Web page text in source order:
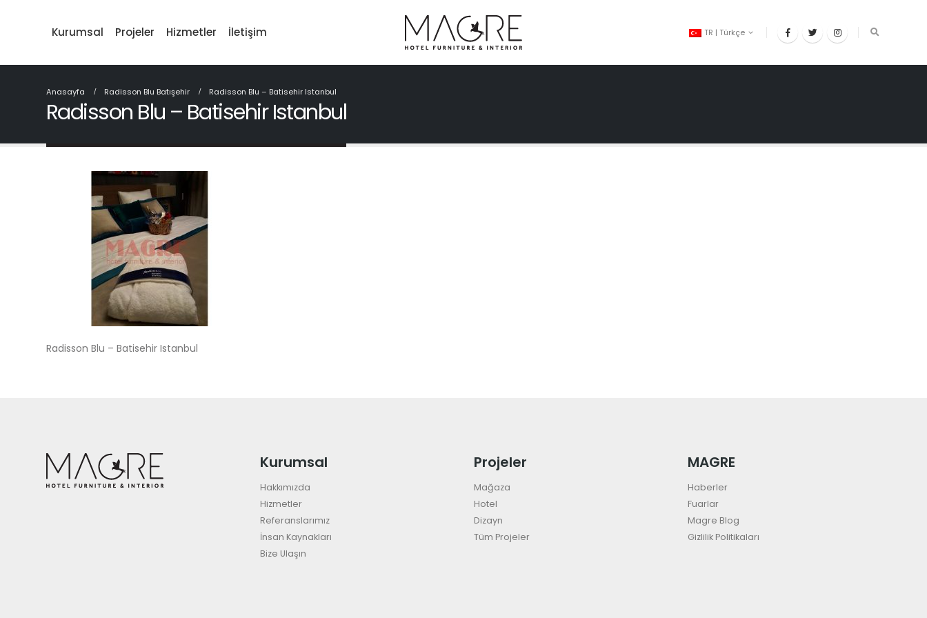
Kurumsal Projeler Hizmetler İletişim TR | Türkçe
Anasayfa Radisson Blu Batışehir Radisson Blu – Batisehir Istanbul
Radisson Blu – Batisehir Istanbul
Radisson Blu – Batisehir Istanbul
Kurumsal
Hakkımızda
Hizmetler
Referanslarımız
İnsan Kaynakları
Bize Ulaşın
Projeler
Mağaza
Hotel
Dizayn
Tüm Projeler
MAGRE
Haberler
Fuarlar
Magre Blog
Gizlilik Politikaları